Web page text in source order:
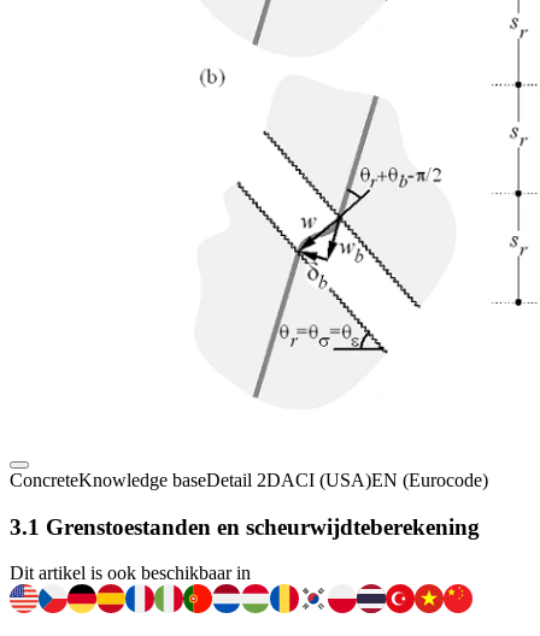
ConcreteKnowledge baseDetail 2DACI (USA)EN (Eurocode)
3.1 Grenstoestanden en scheurwijdteberekening
Dit artikel is ook beschikbaar in